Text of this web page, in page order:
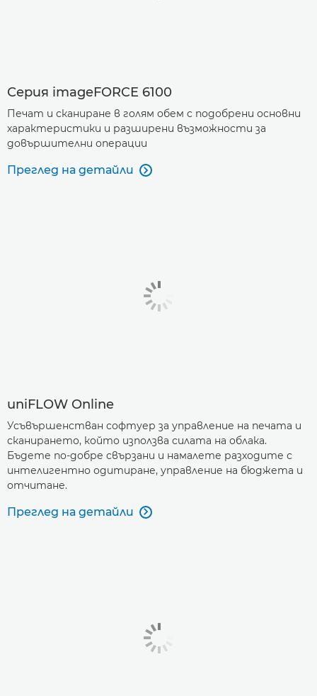
Серия imageFORCE 6100
Печат и сканиране в голям обем с подобрени основни
характеристики и разширени възможности за
довършителни операции
Преглед на детайли 
uniFLOW Online
Усъвършенстван софтуер за управление на печата и
сканирането, който използва силата на облака.
Бъдете по-добре свързани и намалете разходите с
интелигентно одитиране, управление на бюджета и
отчитане.
Преглед на детайли 